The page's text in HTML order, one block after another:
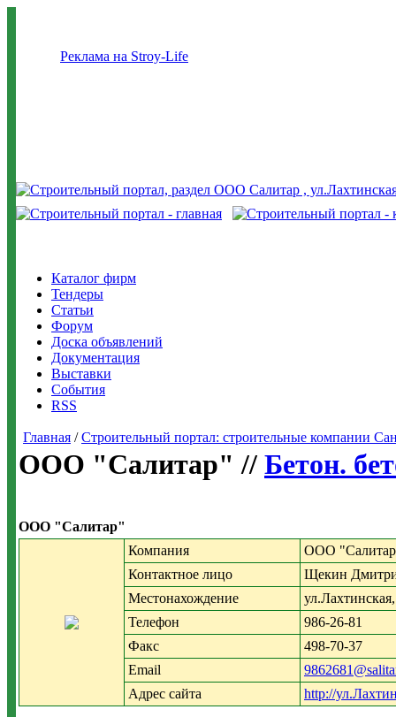
Реклама на Stroy-Life
Каталог фирм
Тендеры
Статьи
Форум
Доска объявлений
Документация
Выставки
События
RSS
Главная /Строительный портал: строительные компании
ООО "Салитар" // Бетон.
ООО "Салитар"
Компания
ООО
Контактное лицо
Щекин
Местонахождение
Телефон
986-26-81
Факс
498-70-37
Email
Адрес сайта
http://